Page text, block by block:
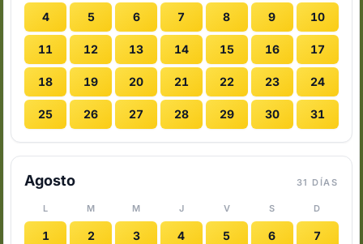
4 5 6 7 8 9 10
11 12 13 14 15 16 17
18 19 20 21 22 23 24
25 26 27 28 29 30 31
Agosto 31 DÍAS
L M M J V S D
1 2 3 4 5 6 7